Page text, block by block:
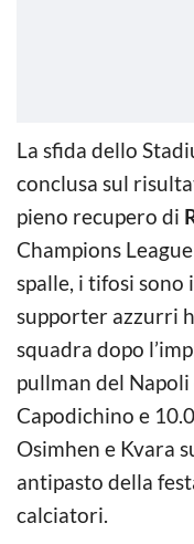
La sfida dello
conclusa sul
pieno recupero di
Champions
spalle, i tifosi sono
supporter azzurri
squadra dopo
pullman del
Capodichino e
Osimhen e Kvara
antipasto della
calciatori.